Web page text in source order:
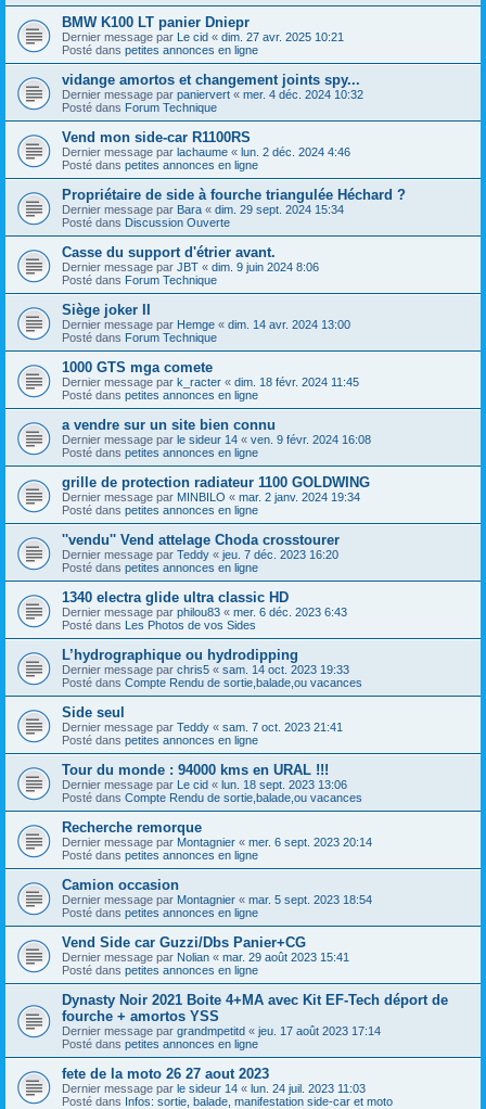
BMW K100 LT panier Dniepr
Dernier message par Le cid « dim. 27 avr. 2025 10:21
Posté dans petites annonces en ligne
vidange amortos et changement joints spy...
Dernier message par paniervert « mer. 4 déc. 2024 10:32
Posté dans Forum Technique
Vend mon side-car R1100RS
Dernier message par lachaume « lun. 2 déc. 2024 4:46
Posté dans petites annonces en ligne
Propriétaire de side à fourche triangulée Héchard ?
Dernier message par Bara « dim. 29 sept. 2024 15:34
Posté dans Discussion Ouverte
Casse du support d'étrier avant.
Dernier message par JBT « dim. 9 juin 2024 8:06
Posté dans Forum Technique
Siège joker II
Dernier message par Hemge « dim. 14 avr. 2024 13:00
Posté dans Forum Technique
1000 GTS mga comete
Dernier message par k_racter « dim. 18 févr. 2024 11:45
Posté dans petites annonces en ligne
a vendre sur un site bien connu
Dernier message par le sideur 14 « ven. 9 févr. 2024 16:08
Posté dans petites annonces en ligne
grille de protection radiateur 1100 GOLDWING
Dernier message par MINBILO « mar. 2 janv. 2024 19:34
Posté dans petites annonces en ligne
''vendu'' Vend attelage Choda crosstourer
Dernier message par Teddy « jeu. 7 déc. 2023 16:20
Posté dans petites annonces en ligne
1340 electra glide ultra classic HD
Dernier message par philou83 « mer. 6 déc. 2023 6:43
Posté dans Les Photos de vos Sides
L’hydrographique ou hydrodipping
Dernier message par chris5 « sam. 14 oct. 2023 19:33
Posté dans Compte Rendu de sortie,balade,ou vacances
Side seul
Dernier message par Teddy « sam. 7 oct. 2023 21:41
Posté dans petites annonces en ligne
Tour du monde : 94000 kms en URAL !!!
Dernier message par Le cid « lun. 18 sept. 2023 13:06
Posté dans Compte Rendu de sortie,balade,ou vacances
Recherche remorque
Dernier message par Montagnier « mer. 6 sept. 2023 20:14
Posté dans petites annonces en ligne
Camion occasion
Dernier message par Montagnier « mar. 5 sept. 2023 18:54
Posté dans petites annonces en ligne
Vend Side car Guzzi/Dbs Panier+CG
Dernier message par Nolian « mar. 29 août 2023 15:41
Posté dans petites annonces en ligne
Dynasty Noir 2021 Boite 4+MA avec Kit EF-Tech déport de
fourche + amortos YSS
Dernier message par grandmpetitd « jeu. 17 août 2023 17:14
Posté dans petites annonces en ligne
fete de la moto 26 27 aout 2023
Dernier message par le sideur 14 « lun. 24 juil. 2023 11:03
Posté dans Infos: sortie, balade, manifestation side-car et moto